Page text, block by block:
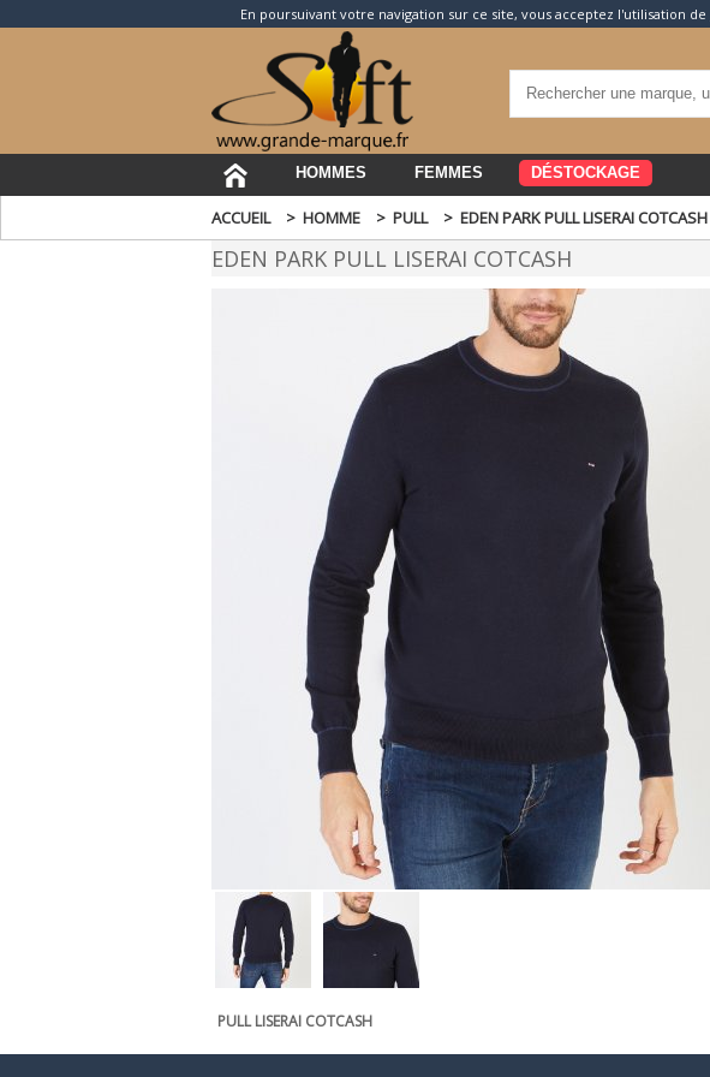
En poursuivant votre navigation sur ce site, vous acceptez l'utilisation de
HOMMES FEMMES DÉSTOCKAGE
ACCUEIL > HOMME > PULL > EDEN PARK PULL LISERAI COTCASH
EDEN PARK PULL LISERAI COTCASH
PULL LISERAI COTCASH